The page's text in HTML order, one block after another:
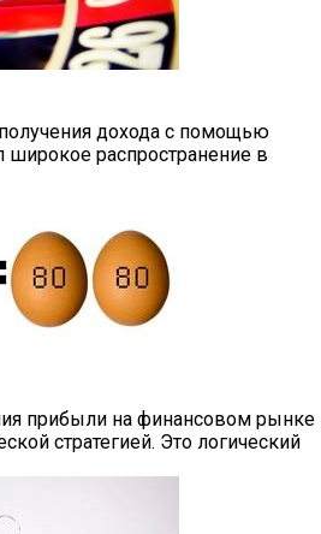
дохода с помощью
широкое распространение в
прибыли на финансовом рынке
стратегией. Это логический